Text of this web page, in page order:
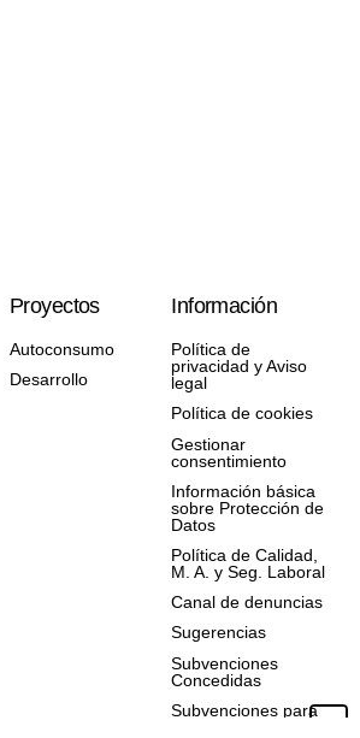
Proyectos
Autoconsumo
Desarrollo
Información
Política de
privacidad y Aviso
legal
Política de cookies
Gestionar
consentimiento
Información básica
sobre Protección de
Datos
Política de Calidad,
M. A. y Seg. Laboral
Canal de denuncias
Sugerencias
Subvenciones
Concedidas
Subvenciones para